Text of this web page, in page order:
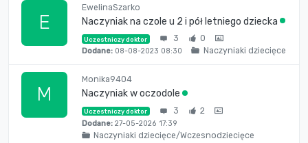
E
EwelinaSzarko
Naczyniak na czole u 2 i pół letniego dziecka
Uczestniczy doktor 3 0
Dodane:08-08-2023 08:30 Naczyniaki dziecięce
M
Monika9404
Naczyniak w oczodole
Uczestniczy doktor 3 2
Dodane:27-05-2026 17:39
Naczyniaki dziecięce/Wczesnodziecięce